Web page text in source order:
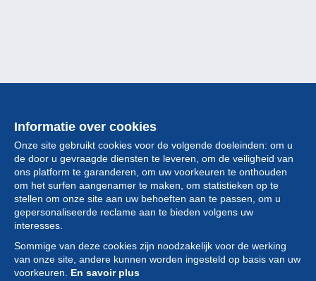
Informatie over cookies
Onze site gebruikt cookies voor de volgende doeleinden: om u
de door u gevraagde diensten te leveren, om de veiligheid van
ons platform te garanderen, om uw voorkeuren te onthouden
om het surfen aangenamer te maken, om statistieken op te
stellen om onze site aan uw behoeften aan te passen, om u
gepersonaliseerde reclame aan te bieden volgens uw
interesses.
Sommige van deze cookies zijn noodzakelijk voor de werking
van onze site, andere kunnen worden ingesteld op basis van uw
voorkeuren. En savoir plus
Collectie
Nieuws